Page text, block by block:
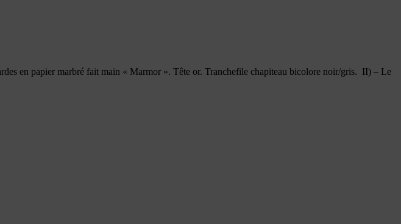
en papier marbré fait main « Marmor ». Tête or. Tranchefile chapiteau bicolore noir/gris. II) – Le